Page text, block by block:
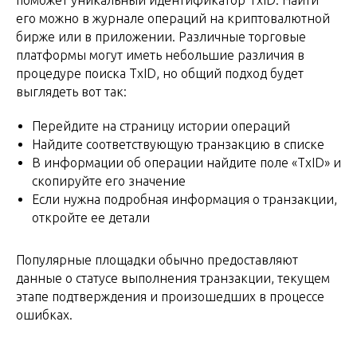
его можно в журнале операций на криптовалютной
бирже или в приложении. Различные торговые
платформы могут иметь небольшие различия в
процедуре поиска TxID, но общий подход будет
выглядеть вот так:
Перейдите на страницу истории операций
Найдите соответствующую транзакцию в списке
В информации об операции найдите поле «TxID» и
скопируйте его значение
Если нужна подробная информация о транзакции,
откройте ее детали
Популярные площадки обычно предоставляют
данные о статусе выполнения транзакции, текущем
этапе подтверждения и произошедших в процессе
ошибках.